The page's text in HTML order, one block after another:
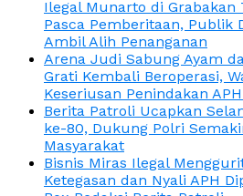
Ilegal Munarto di Grabakan
Pasca Pemberitaan, Publik
Ambil Alih Penanganan
Arena Judi Sabung Ayam
Grati Kembali Beroperasi,
Keseriusan Penindakan
Berita Patroli Ucapkan
ke-80, Dukung Polri
Masyarakat
Bisnis Miras Ilegal
Ketegasan dan Nyali APH